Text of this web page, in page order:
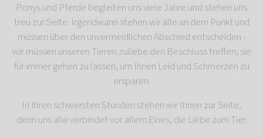
Ponys und Pferde begleiten uns viele Jahre und stehen uns
treu zur Seite. Irgendwann stehen wir alle an dem Punkt und
müssen über den unvermeidlichen Abschied entscheiden -
wir müssen unseren Tieren zuliebe den Beschluss treffen, sie
für immer gehen zu lassen, um Ihnen Leid und Schmerzen zu
ersparen.
In Ihren schwersten Stunden stehen wir Ihnen zur Seite,
denn uns alle verbindet vor allem Eines, die Liebe zum Tier.